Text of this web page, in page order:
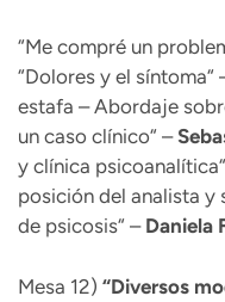
“Me compré un
“Dolores y el síntoma“
estafa – Abordaje
un caso clínico“ –
y clínica
posición del analista y
de psicosis“ – Daniela
Mesa 12) “Diversos